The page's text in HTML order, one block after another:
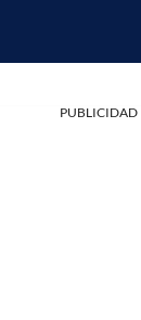
PUBLICIDAD